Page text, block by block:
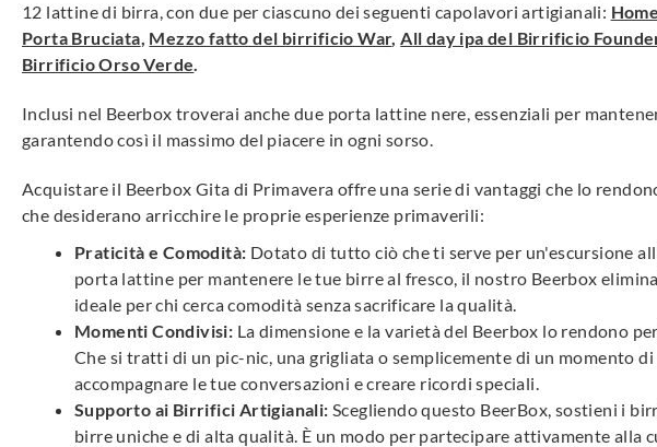
12 lattine di birra, con due per ciascuno dei seguenti capolavori artigianali:
Porta Bruciata, Mezzo fatto del birrificio War,All day ipa del Birrificio
Birrificio Orso Verde.
Inclusi nel Beerbox troverai anche due porta lattine nere, essenziali per
garantendo così il massimo del piacere in ogni sorso.
Acquistare il Beerbox Gita di Primavera offre una serie di vantaggi che lo
che desiderano arricchire le proprie esperienze primaverili:
Praticità e Comodità: Dotato di tutto ciò che ti serve per un'escursione
porta lattine per mantenere le tue birre al fresco, il nostro Beerbox
ideale per chi cerca comodità senza sacrificare la qualità.
Momenti Condivisi: La dimensione e la varietà del Beerbox lo rendono
Che si tratti di un pic-nic, una grigliata o semplicemente di un momento
accompagnare le tue conversazioni e creare ricordi speciali.
Supporto ai Birrifici Artigianali: Scegliendo questo BeerBox, sostieni i
birre uniche e di alta qualità. È un modo per partecipare attivamente alla